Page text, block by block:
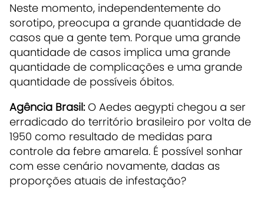
Neste momento, independentemente do
sorotipo, preocupa a grande quantidade de
casos que a gente tem. Porque uma grande
quantidade de casos implica uma grande
quantidade de complicações e uma grande
quantidade de possíveis óbitos.
Agência Brasil: O Aedes aegypti chegou a ser
erradicado do território brasileiro por volta de
1950 como resultado de medidas para
controle da febre amarela. É possível sonhar
com esse cenário novamente, dadas as
proporções atuais de infestação?